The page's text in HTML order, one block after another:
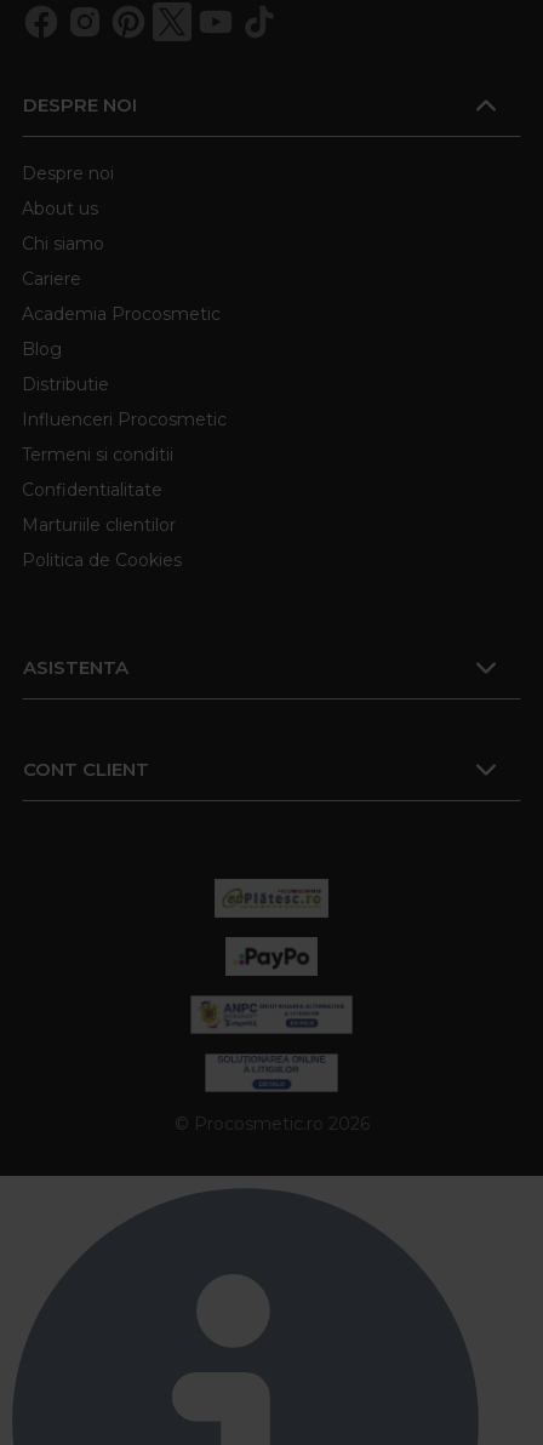
DESPRE NOI
Despre noi
About us
Chi siamo
Cariere
Academia Procosmetic
Blog
Distributie
Influenceri Procosmetic
Termeni si conditii
Confidentialitate
Marturiile clientilor
Politica de Cookies
ASISTENTA
CONT CLIENT
© Procosmetic.ro 2026